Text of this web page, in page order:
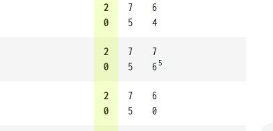
2
0
7
5
6
4
2
0
7
5
7
6 5
2
0
7
5
6
0